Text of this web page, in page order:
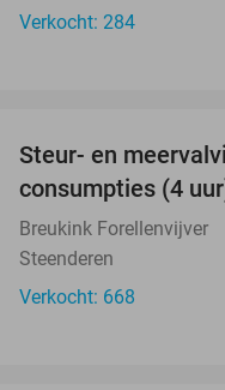
Verkocht: 284
Steur- en
consumpties (4
Breukink Forellenvijver
Steenderen
Verkocht: 668